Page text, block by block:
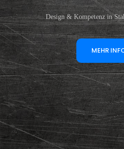
Design & Kompetenz in
MEHR